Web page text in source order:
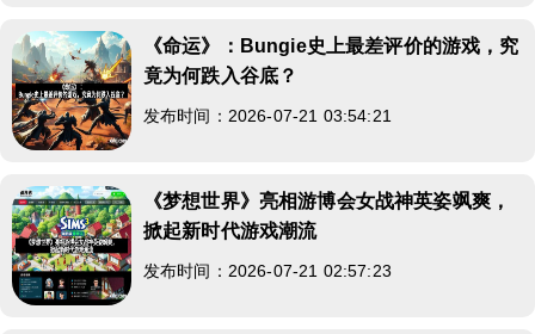
《命运》：Bungie史上最差评价的游戏，究
竟为何跌入谷底？
发布时间：2026-07-21 03:54:21
《梦想世界》亮相游博会女战神英姿飒爽，
掀起新时代游戏潮流
发布时间：2026-07-21 02:57:23